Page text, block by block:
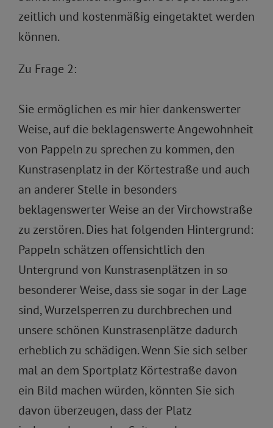
zeitlich und kostenmäßig eingetaktet werden
können.
Zu Frage 2:
Sie ermöglichen es mir hier dankenswerter
Weise, auf die beklagenswerte Angewohnheit
von Pappeln zu sprechen zu kommen, den
Kunstrasenplatz in der Körtestraße und auch
an anderer Stelle in besonders
beklagenswerter Weise an der Virchowstraße
zu zerstören. Dies hat folgenden Hintergrund:
Pappeln schätzen offensichtlich den
Untergrund von Kunstrasenplätzen in so
besonderer Weise, dass sie sogar in der Lage
sind, Wurzelsperren zu durchbrechen und
unsere schönen Kunstrasenplätze dadurch
erheblich zu schädigen. Wenn Sie sich selber
mal an dem Sportplatz Körtestraße davon
ein Bild machen würden, könnten Sie sich
davon überzeugen, dass der Platz